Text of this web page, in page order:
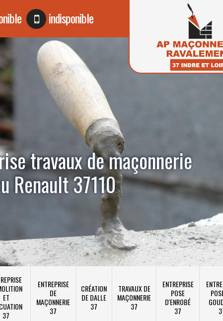
indisponible
travaux de maçonnerie
Renault 37110
ET
37
ENTREPRISE
DE
MAÇONNERIE
37
CRÉATION
DE DALLE
37
TRAVAUX DE
MAÇONNERIE
37
ENTREPRISE
POSE
D'ENROBÉ
37